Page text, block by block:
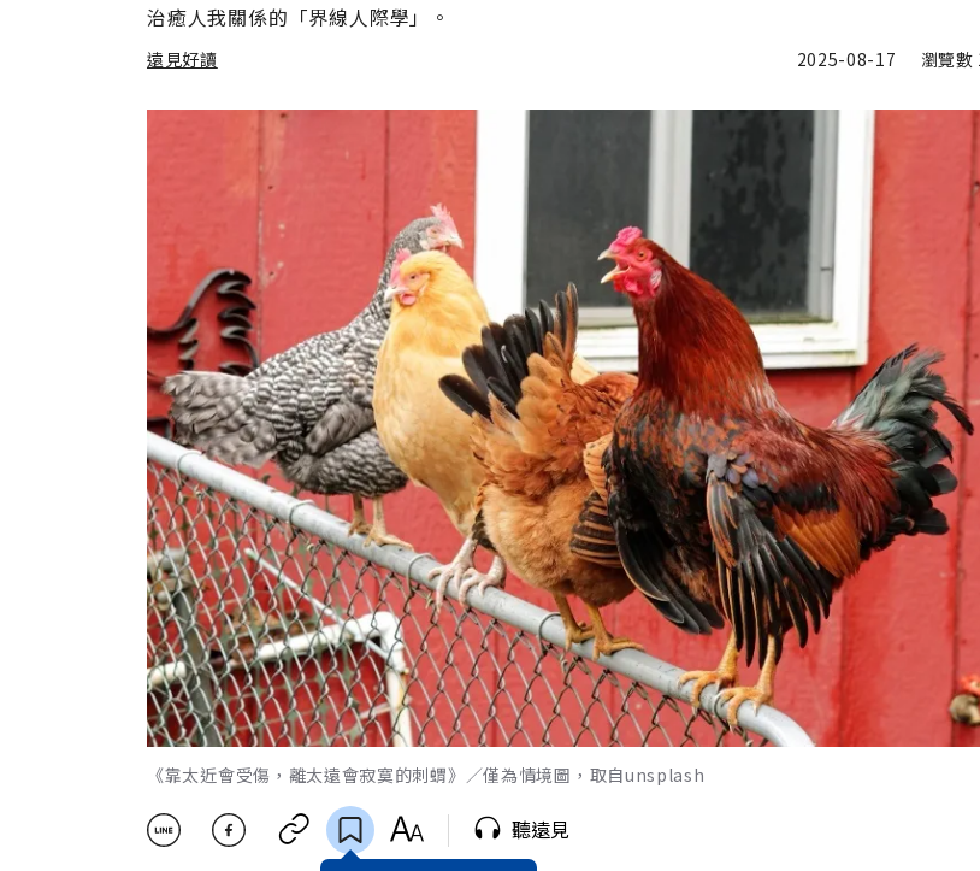
治癒人我關係的「界線人際學」。
遠見好讀 2025-08-17 瀏覽數
《靠太近會受傷，離太遠會寂寞的刺蝟》／僅為情境圖，取自unsplash
聽遠見